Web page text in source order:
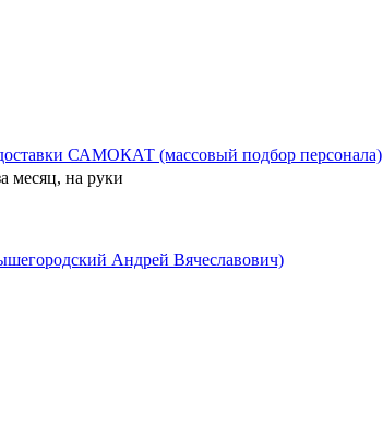
САМОКАТ (массовый подбор персонала)
месяц, на руки
Андрей Вячеславович)